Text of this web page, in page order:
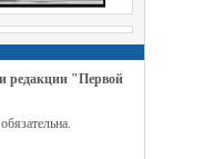
редакции "Первой